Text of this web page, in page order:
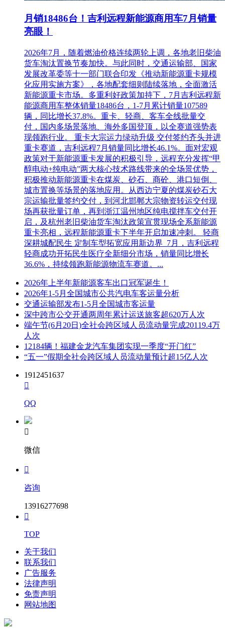
月销18486台！吉利远程新能源商用车7月销量
亮眼！
2026年7月，随着燃油价格连续两轮上调，各地老旧柴油
货车淘汰置换节奏加快。与此同时，交通运输部、国家
发展改革委等十一部门联合印发《推动新能源重卡规模
化应用实施方案》，各地配套细则陆续落地，全面激活
新能源重卡市场。多重利好政策加持下，7月吉利远程新
能源商用车整体销量18486台，1-7月累计销量107589
辆，同比增长37.8%。重卡、轻商、客车全线批量交
付，国内多场景落地、海外多国登顶，以全赛道强势表
现领跑行业。 重卡大宗运力绿动升级 交付签约齐头并进
重卡赛道，吉利远程7月销量同比增长46.1%。面对宏观
政策对于新能源重卡发展的积极引导，远程充分发挥“甲
醇电动+纯电动”两大核心技术路线带来的全场景优势，
积极推动新能源重卡在煤炭、砂石、商砼、港口短倒、
城市置换等场景的落地应用。从西边宁夏的煤炭砂石大
宗运输批量签约交付，到河北邯郸大宗物资转运交付现
场再获批量订单，再到浙江温州地区纯电搅拌车交付开
启，及杭州老旧柴油货车淘汰政策宣贯现场全系新能源
重卡亮相，远程新能源重卡下半年开启加速冲刺。 轻商
深耕城配民生 定制车型拓宽应用新边界 7月，吉利远程
轻商成功开拓民生医疗全新细分市场，销量同比增长
36.6%，持续领跑新能源物流车赛道。...
2026年上半年新能源客车出口冠军诞生！
2026年1-5月全国城市公共汽电车客运量分析
交通运输部发布1-5月全国城市客运量
深中跨市公交开通两周年累计运送旅客超620万人次
端午节(6月20日)全社会跨区域人员流动量完成20119.4万
人次
12184辆！福建金龙汽车集团实现一季度“开门红”
“五一”假期全社会跨区域人员流动量预计超15亿人次
1912451637

QQ

微信

咨询
13916277698

TOP
关于我们
联系我们
广告服务
法律声明
免责声明
网站地图